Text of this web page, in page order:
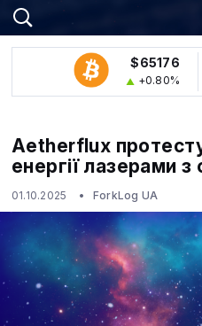
$65176
+0.80%
Aetherflux
енергії лазерами з
01.10.2025 ForkLog UA